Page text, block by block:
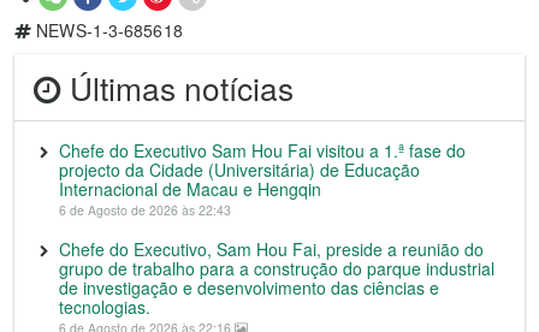
NEWS-1-3-685618
Últimas notícias
Chefe do Executivo Sam Hou Fai visitou a 1.ª fase do
projecto da Cidade (Universitária) de Educação
Internacional de Macau e Hengqin
6 de Agosto de 2026 às 22:43
Chefe do Executivo, Sam Hou Fai, preside a reunião do
grupo de trabalho para a construção do parque industrial
de investigação e desenvolvimento das ciências e
tecnologias.
6 de Agosto de 2026 às 22:16